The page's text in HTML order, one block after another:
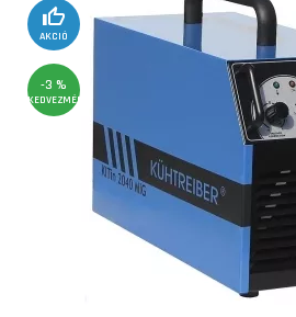
AKCIÓ
-3 %
KEDVEZMÉNY